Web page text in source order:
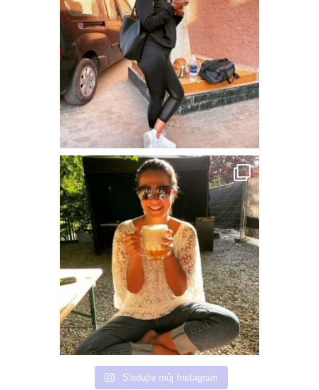
Sledujte můj Instagram